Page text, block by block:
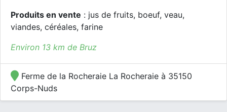
Produits en vente : jus de fruits, boeuf, veau,
viandes, céréales, farine
Environ 13 km de Bruz
Ferme de la Rocheraie La Rocheraie à 35150
Corps-Nuds